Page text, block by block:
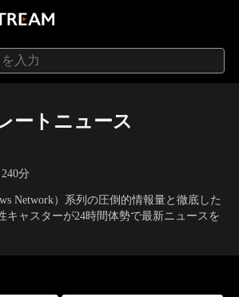
ートニュース
分
Network）系列の圧倒的情報量と徹底した
キャスターが24時間体勢で最新ニュースを